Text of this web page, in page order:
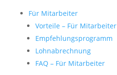
Für Mitarbeiter
Vorteile – Für Mitarbeiter
Empfehlungsprogramm
Lohnabrechnung
FAQ – Für Mitarbeiter